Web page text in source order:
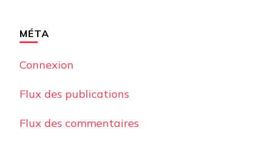
MÉTA
Connexion
Flux des publications
Flux des commentaires